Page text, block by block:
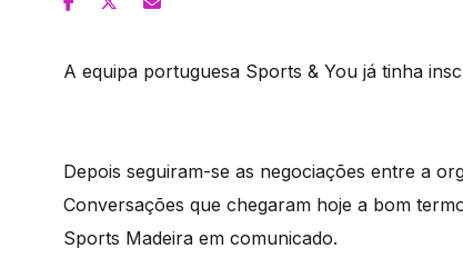
A equipa portuguesa Sports & You já tinha
Depois seguiram-se as negociações entre a
Conversações que chegaram hoje a bom
Sports Madeira em comunicado.